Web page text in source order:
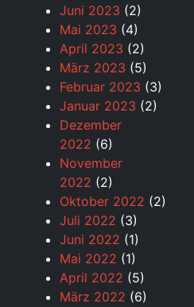
Juni 2023 (2)
Mai 2023 (4)
April 2023 (2)
März 2023 (5)
Februar 2023 (3)
Januar 2023 (2)
Dezember
2022 (6)
November
2022 (2)
Oktober 2022 (2)
Juli 2022 (3)
Juni 2022 (1)
Mai 2022 (1)
April 2022 (5)
März 2022 (6)